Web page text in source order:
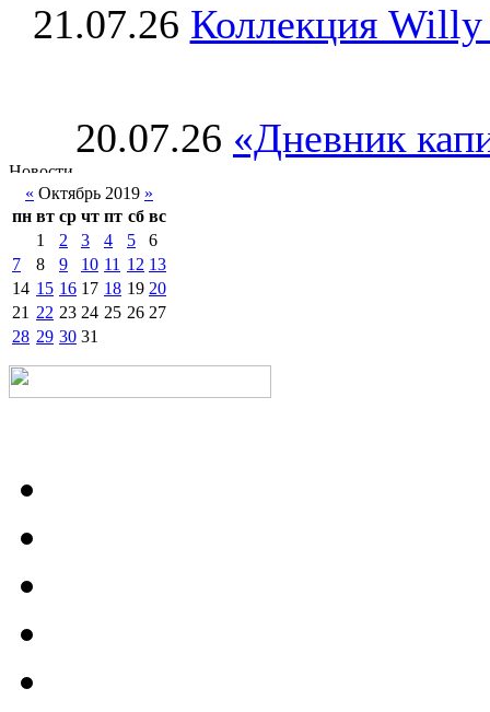
21.07.26 Коллекция Willy
20.07.26 «Дневник
« Октябрь 2019 »
пн вт ср чт пт сб вс
1
2 3 4 5
6
7
8 9 10 11 12 13
14 15 16 17 18 19 20
21 22 23 24 25 26 27
28 29 30 31